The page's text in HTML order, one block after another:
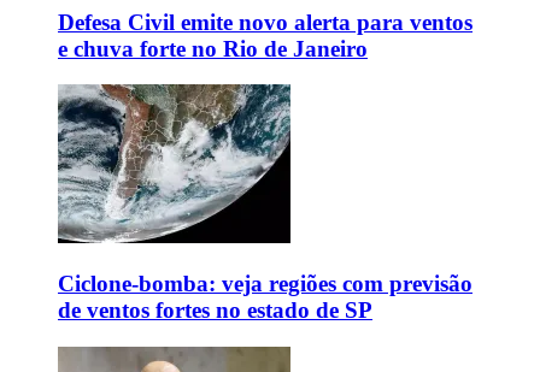
Defesa Civil emite novo alerta para ventos
e chuva forte no Rio de Janeiro
Ciclone-bomba: veja regiões com previsão
de ventos fortes no estado de SP